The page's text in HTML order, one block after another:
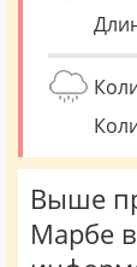
Выше
Марбе